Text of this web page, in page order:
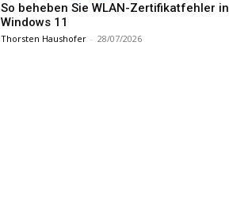
So beheben Sie WLAN-Zertifikatfehler in
Windows 11
Thorsten Haushofer - 28/07/2026